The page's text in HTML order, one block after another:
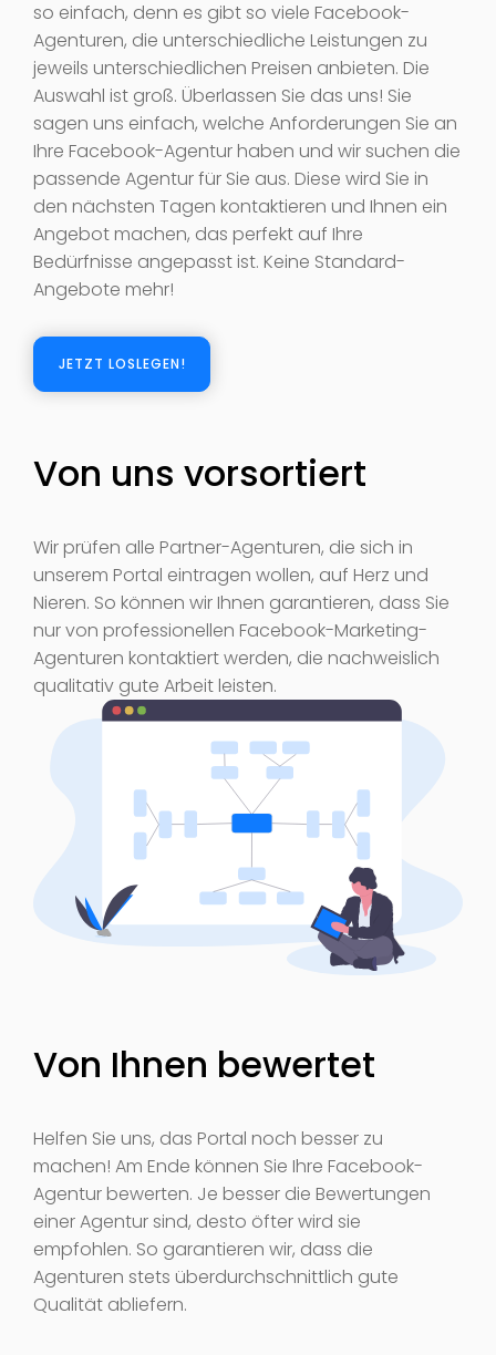
so einfach, denn es gibt so viele Facebook-
Agenturen, die unterschiedliche Leistungen zu
jeweils unterschiedlichen Preisen anbieten. Die
Auswahl ist groß. Überlassen Sie das uns! Sie
sagen uns einfach, welche Anforderungen Sie an
Ihre Facebook-Agentur haben und wir suchen die
passende Agentur für Sie aus. Diese wird Sie in
den nächsten Tagen kontaktieren und Ihnen ein
Angebot machen, das perfekt auf Ihre
Bedürfnisse angepasst ist. Keine Standard-
Angebote mehr!
JETZT LOSLEGEN!
Von uns vorsortiert
Wir prüfen alle Partner-Agenturen, die sich in
unserem Portal eintragen wollen, auf Herz und
Nieren. So können wir Ihnen garantieren, dass Sie
nur von professionellen Facebook-Marketing-
Agenturen kontaktiert werden, die nachweislich
qualitativ gute Arbeit leisten.
Von Ihnen bewertet
Helfen Sie uns, das Portal noch besser zu
machen! Am Ende können Sie Ihre Facebook-
Agentur bewerten. Je besser die Bewertungen
einer Agentur sind, desto öfter wird sie
empfohlen. So garantieren wir, dass die
Agenturen stets überdurchschnittlich gute
Qualität abliefern.